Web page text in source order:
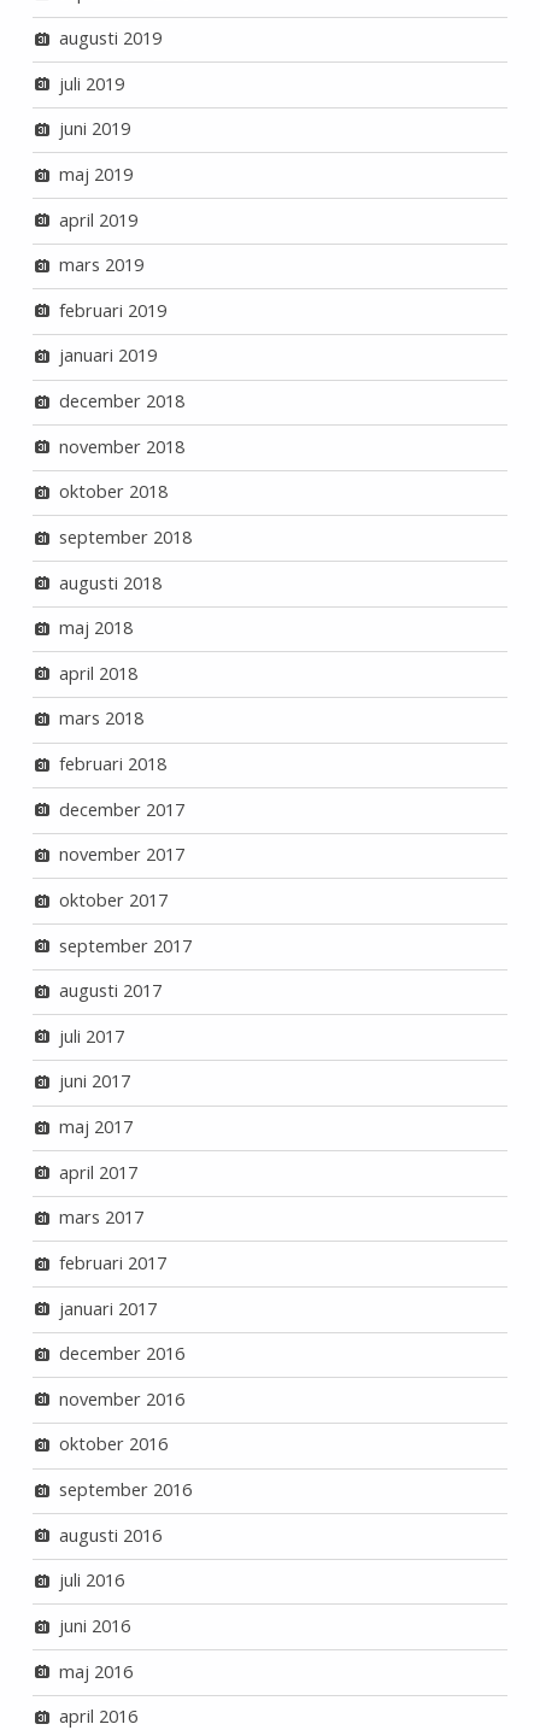
augusti 2019
juli 2019
juni 2019
maj 2019
april 2019
mars 2019
februari 2019
januari 2019
december 2018
november 2018
oktober 2018
september 2018
augusti 2018
maj 2018
april 2018
mars 2018
februari 2018
december 2017
november 2017
oktober 2017
september 2017
augusti 2017
juli 2017
juni 2017
maj 2017
april 2017
mars 2017
februari 2017
januari 2017
december 2016
november 2016
oktober 2016
september 2016
augusti 2016
juli 2016
juni 2016
maj 2016
april 2016